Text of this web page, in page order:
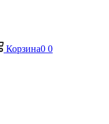
Корзина0 0